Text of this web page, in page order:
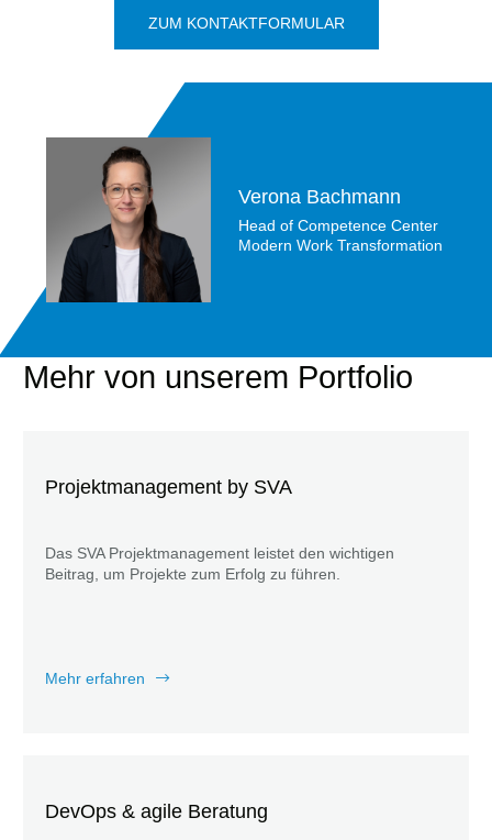
ZUM KONTAKTFORMULAR
Verona Bachmann
Head of Competence Center
Modern Work Transformation
Mehr von unserem Portfolio
Projektmanagement by SVA
Das SVA Projektmanagement leistet den wichtigen
Beitrag, um Projekte zum Erfolg zu führen.
Mehr erfahren
DevOps & agile Beratung